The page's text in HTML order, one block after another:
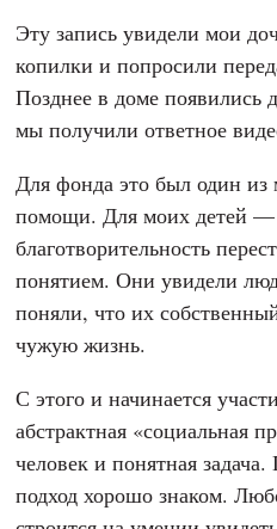
компанией, но за большими
замечать отдельного
Однажды мне показали
нескольких детей и жили
кровати не хватало,
Эту запись увидели мои
копилки и попросили
Позднее в доме появились
Для фонда это был один из
помощи. Для моих детей —
благотворительность